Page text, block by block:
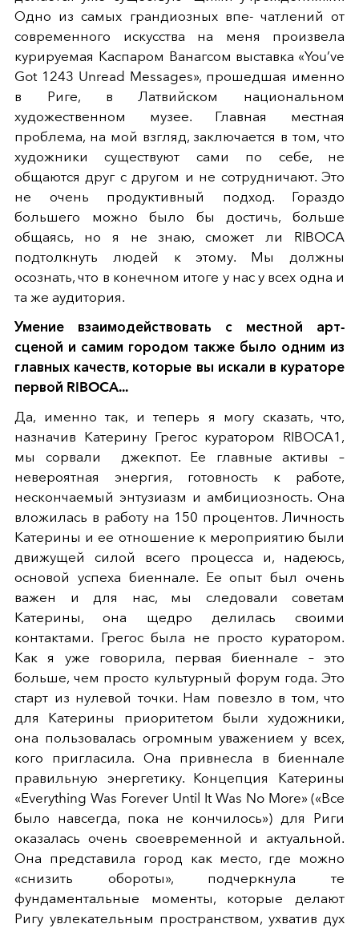
Одно из самых грандиозных впе- чатлений от
современного искусства на меня произвела
курируемая Каспаром Ванагсом выставка «You’ve
Got 1243 Unread Messages», прошедшая именно
в Риге, в Латвийском национальном
художественном музее. Главная местная
проблема, на мой взгляд, заключается в том, что
художники существуют сами по себе, не
общаются друг с другом и не сотрудничают. Это
не очень продуктивный подход. Гораздо
большего можно было бы достичь, больше
общаясь, но я не знаю, сможет ли RIBOCA
подтолкнуть людей к этому. Мы должны
осознать, что в конечном итоге у нас у всех одна и
та же аудитория.
Умение взаимодействовать с местной арт-
сценой и самим городом также было одним из
главных качеств, которые вы искали в кураторе
первой RIBOCA...
Да, именно так, и теперь я могу сказать, что,
назначив Катерину Грегос куратором RIBOCA1,
мы сорвали джекпот. Ее главные активы –
невероятная энергия, готовность к работе,
нескончаемый энтузиазм и амбициозность. Она
вложилась в работу на 150 процентов. Личность
Катерины и ее отношение к мероприятию были
движущей силой всего процесса и, надеюсь,
основой успеха биеннале. Ее опыт был очень
важен и для нас, мы следовали советам
Катерины, она щедро делилась своими
контактами. Грегос была не просто куратором.
Как я уже говорила, первая биеннале – это
больше, чем просто культурный форум года. Это
старт из нулевой точки. Нам повезло в том, что
для Катерины приоритетом были художники,
она пользовалась огромным уважением у всех,
кого пригласила. Она привнесла в биеннале
правильную энергетику. Концепция Катерины
«Everything Was Forever Until It Was No More» («Все
было навсегда, пока не кончилось») для Риги
оказалась очень своевременной и актуальной.
Она представила город как место, где можно
«снизить обороты», подчеркнула те
фундаментальные моменты, которые делают
Ригу увлекательным пространством, ухватив дух